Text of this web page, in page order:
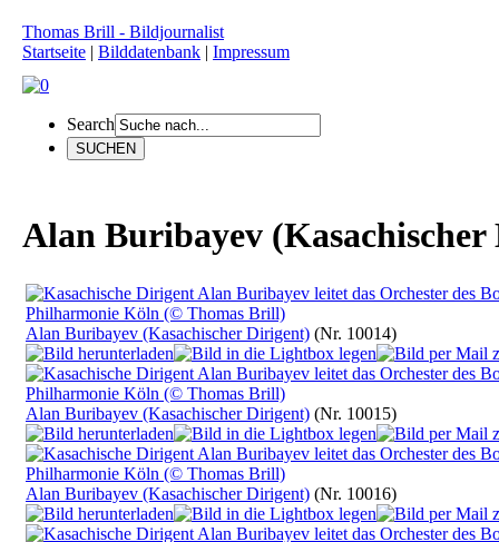
Thomas Brill - Bildjournalist
Startseite | Bilddatenbank | Impressum
Search
Alan Buribayev
Alan Buribayev (Kasachischer Dirigent) (Nr. 10014)
Alan Buribayev (Kasachischer Dirigent) (Nr. 10015)
Alan Buribayev (Kasachischer Dirigent) (Nr. 10016)